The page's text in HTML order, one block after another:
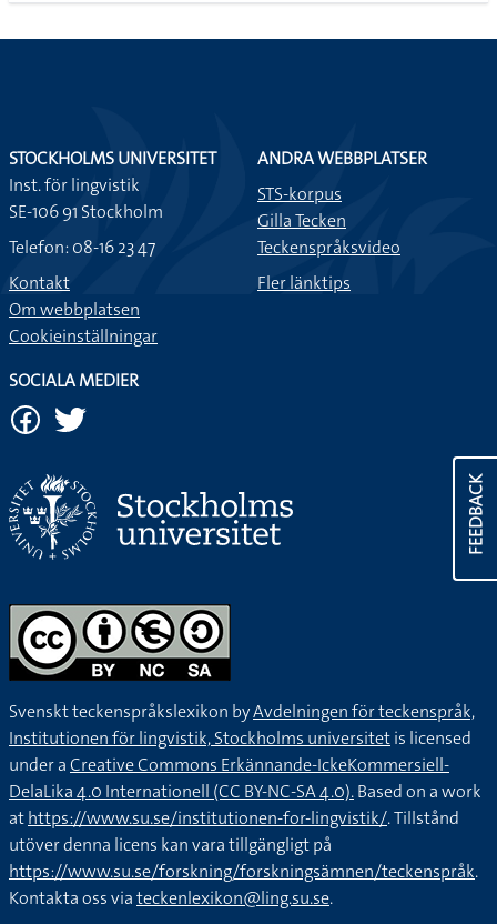
FEEDBACK
STOCKHOLMS UNIVERSITET
Inst. för lingvistik
SE-106 91 Stockholm
Telefon: 08-16 23 47
Kontakt
Om webbplatsen
Cookieinställningar
ANDRA WEBBPLATSER
STS-korpus
Gilla Tecken
Teckenspråksvideo
Fler länktips
SOCIALA MEDIER
Svenskt teckenspråkslexikon byAvdelningen för teckenspråk,
Institutionen för lingvistik, Stockholms universitetis licensed
under aCreative Commons Erkännande-IckeKommersiell-
DelaLika 4.0 Internationell (CC BY-NC-SA 4.0).Based on a work
athttps://www.su.se/institutionen-for-lingvistik/. Tillstånd
utöver denna licens kan vara tillgängligt på
https://www.su.se/forskning/forskningsämnen/teckenspråk.
Kontakta oss viateckenlexikon@ling.su.se.